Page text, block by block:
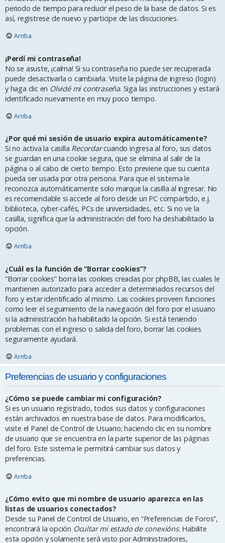
periodo de tiempo para reducir el peso de la base de datos. Si es
así, registrese de nuevo y participe de las discuciones.
Arriba
¡Perdí mi contraseña!
No se asuste, ¡calma! Si su contraseña no puede ser recuperada
puede desactivarla o cambiarla. Visite la página de ingreso (login)
y haga clic en Olvidé mi contraseña. Siga las instrucciones y estará
identificado nuevamente en muy poco tiempo.
Arriba
¿Por qué mi sesión de usuario expira automáticamente?
Si no activa la casilla Recordarcuando ingresa al foro, sus datos
se guardan en una cookie segura, que se elimina al salir de la
página o al cabo de cierto tiempo. Esto previene que su cuenta
pueda ser usada por otra persona. Para que el sistema le
reconozca automáticamente solo marque la casilla al ingresar. No
es recomendable si accede al foro desde un PC compartido, e.j.
biblioteca, cyber-cafés, PCs de universidades, etc. Si no ve la
casilla, significa que la administración del foro ha deshabilitado la
opción.
Arriba
¿Cuál es la función de “Borrar cookies”?
“Borrar cookies” borra las cookies creadas por phpBB, las cuales le
mantienen autorizado para acceder a determinados recursos del
foro y estar identificado al mismo. Las cookies proveen funciones
como leer el seguimiento de la navegación del foro por el usuario
si la administración ha habilitado la opción. Si está teniendo
problemas con el ingreso o salida del foro, borrar las cookies
seguramente ayudará.
Arriba
Preferencias de usuario y configuraciones
¿Cómo se puede cambiar mi configuración?
Si es un usuario registrado, todos sus datos y configuraciones
están archivados en nuestra base de datos. Para modificarlos,
visite el Panel de Control de Usuario; haciendo clic en su nombre
de usuario que se encuentra en la parte superior de las páginas
del foro. Este sistema le permitirá cambiar sus datos y
preferencias.
Arriba
¿Cómo evito que mi nombre de usuario aparezca en las
listas de usuarios conectados?
Desde su Panel de Control de Usuario, en “Preferencias de Foros”,
encontrará la opción Ocultar mi estado de conexións. Habilite
esta opción y solamente será visto por Administradores,